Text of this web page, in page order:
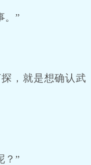
。”
，就是想确认武
？”